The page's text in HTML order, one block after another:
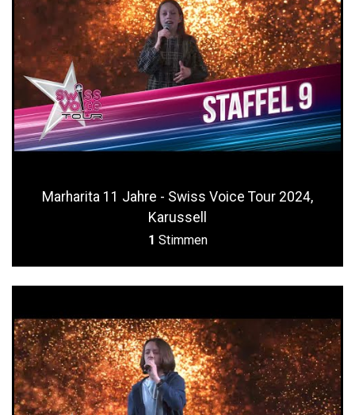
Marharita 11 Jahre - Swiss Voice Tour 2024,
Karussell
1 Stimmen